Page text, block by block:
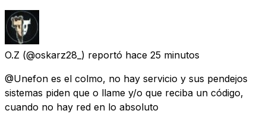
O.Z (@oskarz28_) reportó hace 25 minutos
@Unefon es el colmo, no hay servicio y sus pendejos
sistemas piden que o llame y/o que reciba un código,
cuando no hay red en lo absoluto